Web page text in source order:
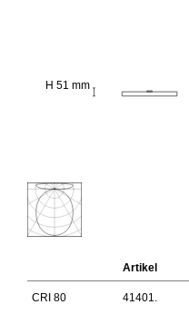
H 51 mm
Artikel
CRI 80 41401.